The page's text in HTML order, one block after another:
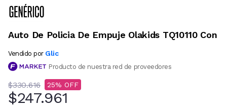
Auto De Policia De Empuje Olakids TQ10110 Con
Vendido por Glic
Producto de nuestra red de proveedores
$330.616 25
$247.961